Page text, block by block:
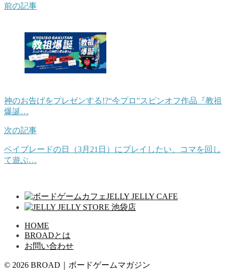
前の記事
神のお告げをプレゼンする!?“今プロ”スピンオフ作品『教祖
爆誕…
次の記事
ベイブレードの日（3月21日）にプレイしたい、コマを回し
て遊ぶ…
HOME
BROADとは
お問い合わせ
© 2026 BROAD｜ボードゲームマガジン